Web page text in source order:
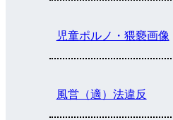
児童ポルノ・猥褻画像
風営（適）法違反